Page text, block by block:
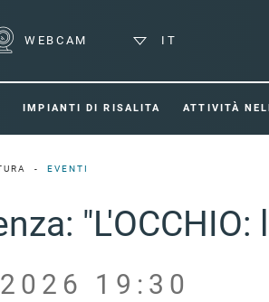
WEBCAM IT
IMPIANTI DI RISALITA ATTIVITÀ
EVENTI
19:30